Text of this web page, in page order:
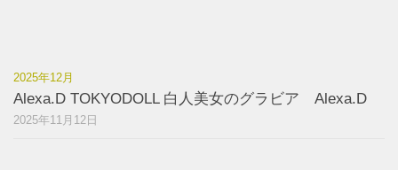
2025年12月
Alexa.D TOKYODOLL 白人美女のグラビア Alexa.D
2025年11月12日